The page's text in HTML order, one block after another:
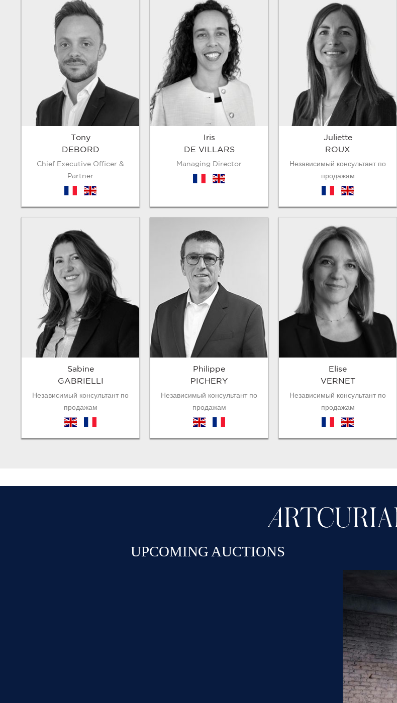
Tony
DEBORD
Chief Executive Officer &
Partner
en
Iris
DE VILLARS
Managing Director
en
Juliette
ROUX
Независимый консультант по
продажам
en
Sabine
GABRIELLI
Независимый консультант по
продажам
en
Philippe
PICHERY
Независимый консультант по
продажам
en
Elise
VERNET
Независимый консультант по
продажам
en
UPCOMING AUCTIONS